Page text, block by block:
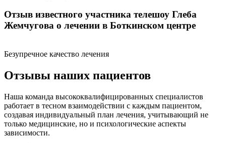
Отзыв известного участника телешоу Глеба
Жемчугова о лечении в Боткинском центре
Безупречное качество лечения
Отзывы наших пациентов
Наша команда высококвалифицированных специалистов
работает в тесном взаимодействии с каждым пациентом,
создавая индивидуальный план лечения, учитывающий не
только медицинские, но и психологические аспекты
зависимости.